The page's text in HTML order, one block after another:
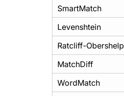
SmartMatch
Levenshtein
Ratcliff-Obershelp
MatchDiff
WordMatch